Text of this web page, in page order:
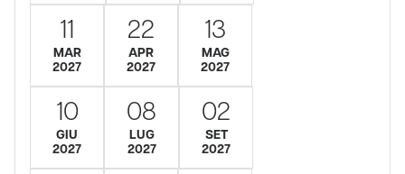
11
MAR
2027
22
APR
2027
13
MAG
2027
10
GIU
2027
08
LUG
2027
02
SET
2027